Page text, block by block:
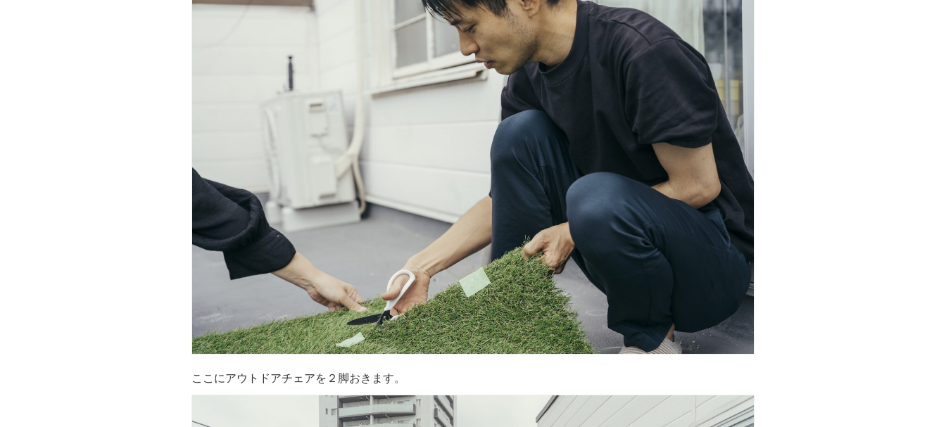
ここにアウトドアチェアを２脚おきます。